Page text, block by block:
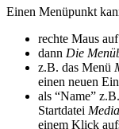
Einen Menüpunkt
rechte Maus
dann Die
z.B. das Menü
einen neuen
als “Name” z.B.
Startdatei
einem Klick